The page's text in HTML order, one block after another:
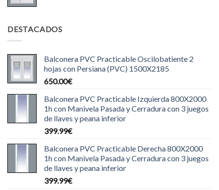
DESTACADOS
Balconera PVC Practicable Oscilobatiente 2
hojas con Persiana (PVC) 1500X2185
650.00€
Balconera PVC Practicable Izquierda 800X2000
1h con Manivela Pasada y Cerradura con 3 juegos
de llaves y peana inferior
399.99€
Balconera PVC Practicable Derecha 800X2000
1h con Manivela Pasada y Cerradura con 3 juegos
de llaves y peana inferior
399.99€